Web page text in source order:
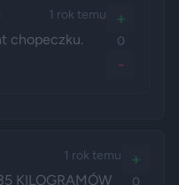
1 rok temu
chopeczku.
+
0
-
1 rok temu
KILOGRAMÓW
+